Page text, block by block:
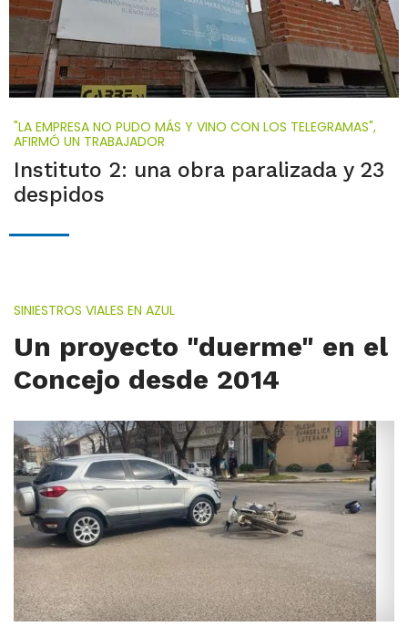
"LA EMPRESA NO PUDO MÁS Y VINO CON LOS TELEGRAMAS",
AFIRMÓ UN TRABAJADOR
Instituto 2: una obra paralizada y 23
despidos
SINIESTROS VIALES EN AZUL
Un proyecto "duerme" en el
Concejo desde 2014